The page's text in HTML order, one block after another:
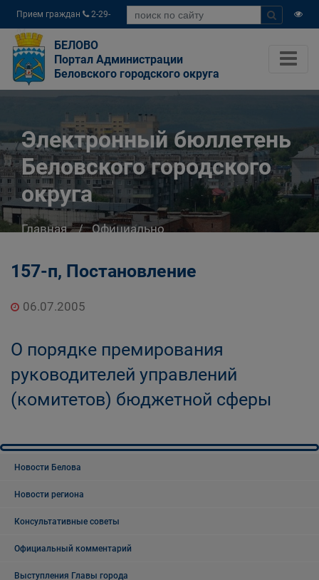
Прием граждан
2-29-
04
БЕЛОВО
Портал Администрации
Беловского городского округа
Электронный бюллетень
Беловского городского
округа
Главная
Официально
городского округа
157-п, Постановление
06.07.2005
О порядке премирования
руководителей управлений
(комитетов) бюджетной сферы
Новости Белова
Новости региона
Консультативные советы
Официальный комментарий
Выступления Главы города